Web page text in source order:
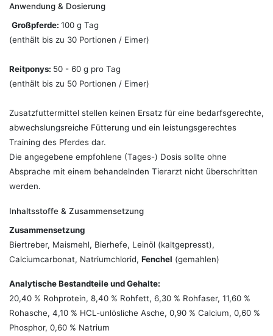
Anwendung & Dosierung
Großpferde: 100 g Tag
(enthält bis zu 30 Portionen / Eimer)
Reitponys: 50 - 60 g pro Tag
(enthält bis zu 50 Portionen / Eimer)
Zusatzfuttermittel stellen keinen Ersatz für eine bedarfsgerechte,
abwechslungsreiche Fütterung und ein leistungsgerechtes
Training des Pferdes dar.
Die angegebene empfohlene (Tages-) Dosis sollte ohne
Absprache mit einem behandelnden Tierarzt nicht überschritten
werden.
Inhaltsstoffe & Zusammensetzung
Zusammensetzung
Biertreber, Maismehl, Bierhefe, Leinöl (kaltgepresst),
Calciumcarbonat, Natriumchlorid, Fenchel (gemahlen)
Analytische Bestandteile und Gehalte:
20,40 % Rohprotein, 8,40 % Rohfett, 6,30 % Rohfaser, 11,60 %
Rohasche, 4,10 % HCL-unlösliche Asche, 0,90 % Calcium, 0,60 %
Phosphor, 0,60 % Natrium